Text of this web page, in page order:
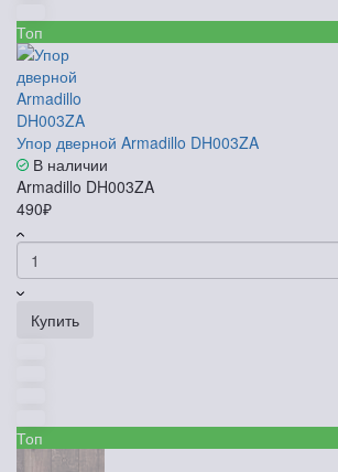
Топ
Упор дверной Armadillo DH003ZA
В наличии
Armadillo DH003ZA
490₽
Купить
Топ